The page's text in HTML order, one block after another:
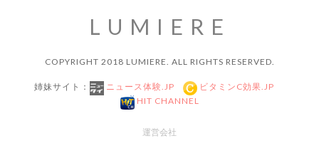
LUMIERE
COPYRIGHT 2018 LUMIERE. ALL RIGHTS RESERVED.
姉妹サイト： ニュース体験.JP
ビタミンC効果.JP
HIT CHANNEL
運営会社